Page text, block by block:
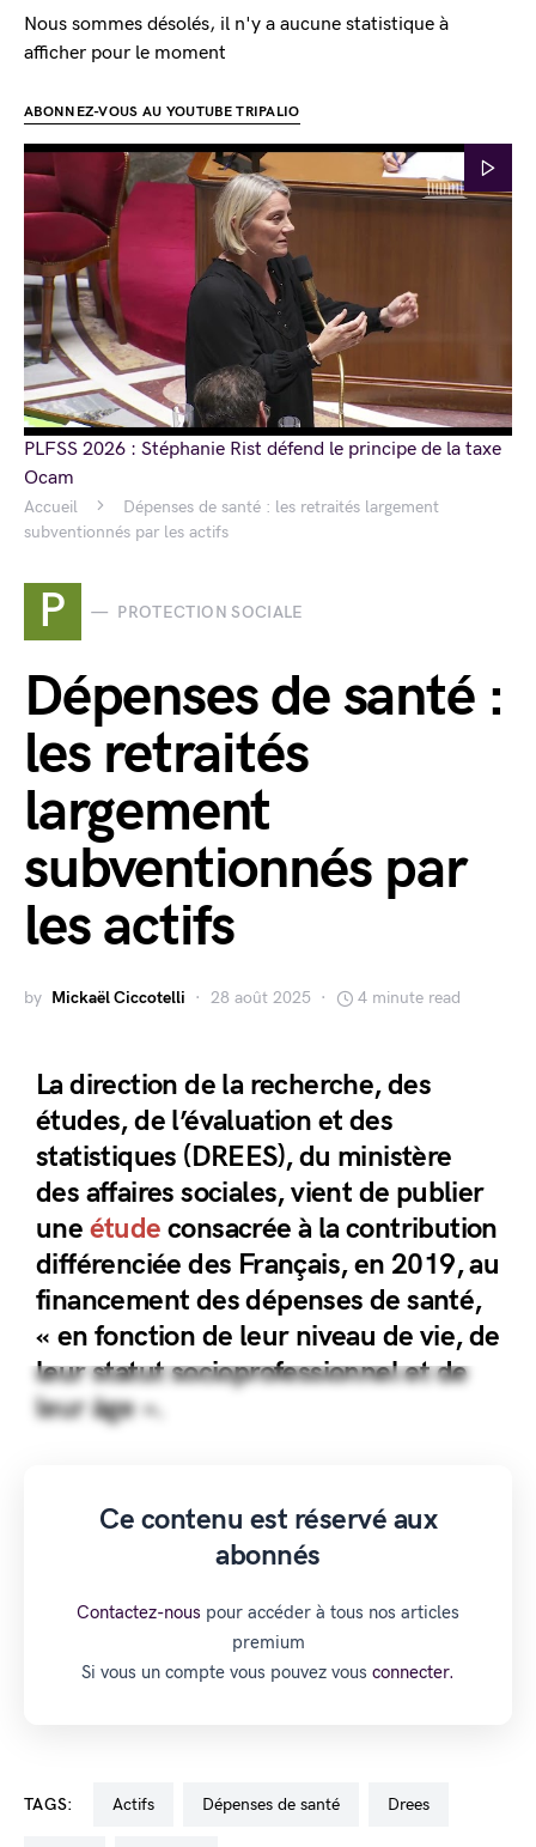
Accueil
Dépenses de santé : les retraités largement
subventionnés par les actifs
P PROTECTION SOCIALE
Dépenses de santé :
les retraités
largement
subventionnés par
les actifs
by Mickaël Ciccotelli 28 août 2025 4 minute read
La direction de la recherche, des
études, de l’évaluation et des
statistiques (DREES), du ministère
des affaires sociales, vient de publier
une étude consacrée à la contribution
différenciée des Français, en 2019, au
financement des dépenses de santé,
« en fonction de leur niveau de vie, de
leur statut socioprofessionnel et de
leur âge ».
Ce contenu est réservé aux
abonnés
Contactez-nous pour accéder à tous nos articles
premium
Si vous un compte vous pouvez vous connecter.
TAGS: actifs dépenses de santé Drees
Nous sommes désolés, il n'y a aucune statistique à
afficher pour le moment
ABONNEZ-VOUS AU YOUTUBE TRIPALIO
PLFSS 2026 : Stéphanie Rist défend le principe de la taxe
Ocam